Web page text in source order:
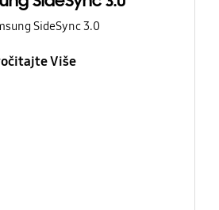
SideSync 3.0
Više